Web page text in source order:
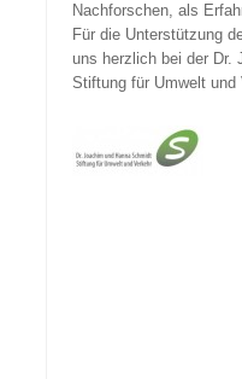
Nachforschen, als
Für die Unterstützung
uns herzlich bei der Dr.
Stiftung für Umwelt und